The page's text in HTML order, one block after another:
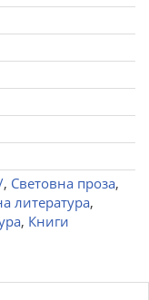
, Световна проза,
литература,
, Книги